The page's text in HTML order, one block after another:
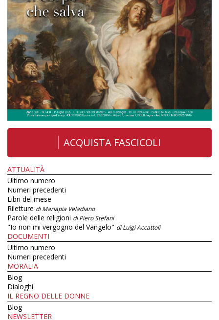
ACQUISTA FASCICOLI
ATTUALITÀ
Ultimo numero
Numeri precedenti
Libri del mese
Riletture di Mariapia Veladiano
Parole delle religioni di Piero Stefani
"Io non mi vergogno del Vangelo" di Luigi Accattoli
DOCUMENTI
Ultimo numero
Numeri precedenti
MORALIA
Blog
Dialoghi
IL REGNO DELLE DONNE
Blog
NEWSLETTER